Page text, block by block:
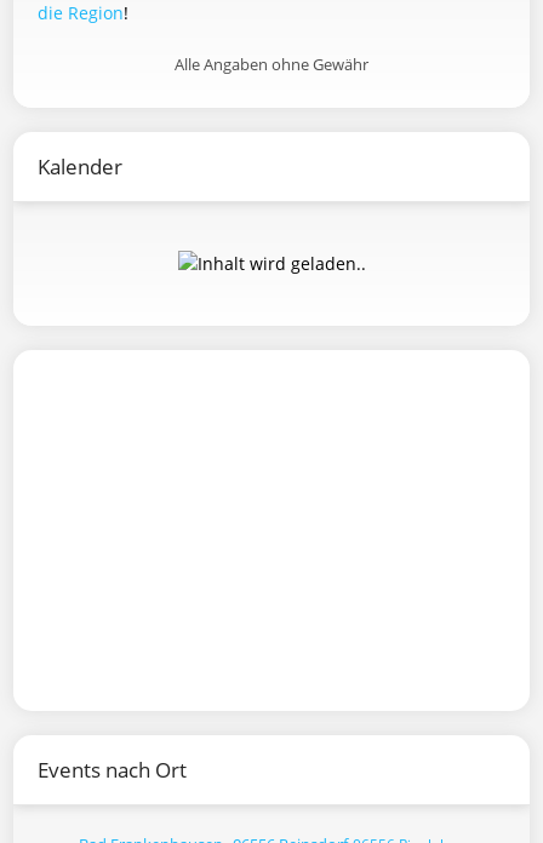
die Region!
Alle Angaben ohne Gewähr
Kalender
Events nach Ort